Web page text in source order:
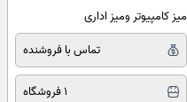
میز کامپیوتر ومیز اداری
تماس با فروشنده
1 فروشگاه